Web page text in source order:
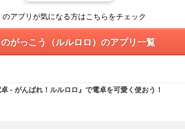
の場合、値引き後の値段を求める場合
ています。
演算子を2回タップすると定数に設定されます。
い場合
のアプリが気になる方はこちらをチェック
のがっこう（ルルロロ）のアプリ一覧
卓 - がんばれ！ルルロロ』で電卓を可愛く使おう！